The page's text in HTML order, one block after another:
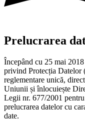
Prelucrarea
Începând cu 25 mai
privind Protecția
reglementare unică,
Uniunii și înlocuiește
Legii nr. 677/2001
prelucrarea datelor cu
date.